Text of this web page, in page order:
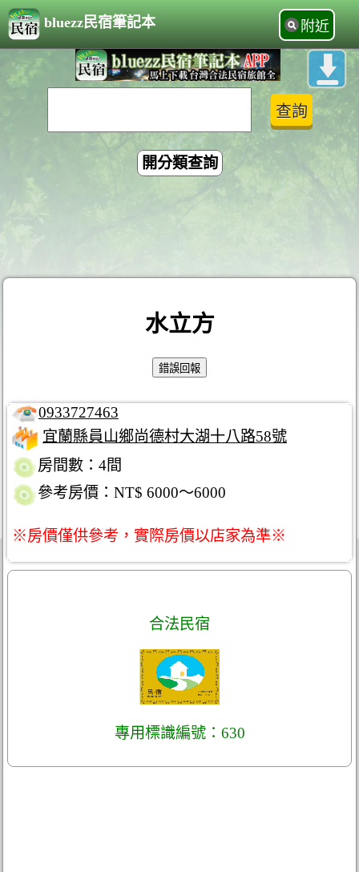
bluezz民宿筆記本 附近
開分類查詢
水立方
0933727463
宜蘭縣員山鄉尚德村大湖十八路58號
房間數：4間
參考房價：NT$ 6000～6000
※房價僅供參考，實際房價以店家為準※
合法民宿
專用標識編號：630